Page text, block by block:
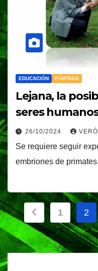
EDUCACIÓN PORTADA
Lejana, la
seres
26/10/2024
Se requiere seguir
embriones de
de
entradas
1 2